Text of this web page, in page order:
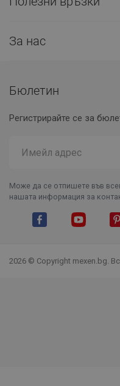
За нас
Бюлетин
Регистрирайте се за
Може да се отпишете във
нашата информация за
2026 © Copyright mexen.bg.